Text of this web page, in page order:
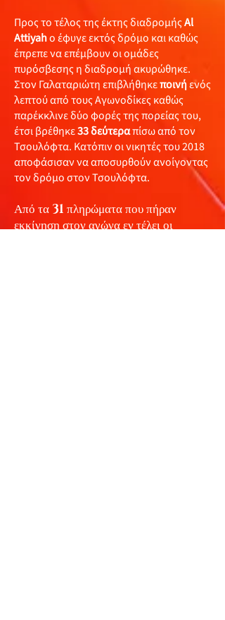
Προς το τέλος της έκτης διαδρομήςAl
Attiyahο έφυγε εκτός δρόμο και καθώς
έπρεπε να επέμβουν οι ομάδες
πυρόσβεσης η διαδρομή ακυρώθηκε.
Στον Γαλαταριώτη επιβλήθηκεποινήενός
λεπτού από τους Αγωνοδίκες καθώς
παρέκκλινε δύο φορές της πορείας του,
έτσι βρέθηκε33 δεύτεραπίσω από τον
Τσουλόφτα. Κατόπιν οι νικητές του 2018
αποφάσισαν να αποσυρθούν ανοίγοντας
τον δρόμο στον Τσουλόφτα.
Από τα 31 πληρώματα που πήραν
εκκίνηση στον αγώνα εν τέλει οι